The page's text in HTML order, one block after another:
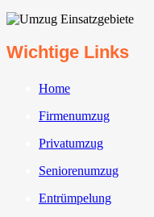
Wichtige Links
Home
Firmenumzug
Privatumzug
Seniorenumzug
Entrümpelung